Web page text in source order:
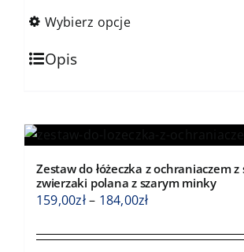
produktu
Wybierz opcje
Ten
produkt
wariantów.
można
wybrać
stronie
Opis
Zestaw do łóżeczka z ochraniaczem z
zwierzaki polana z szarym minky
159,00zł– 184,00złZakres
od